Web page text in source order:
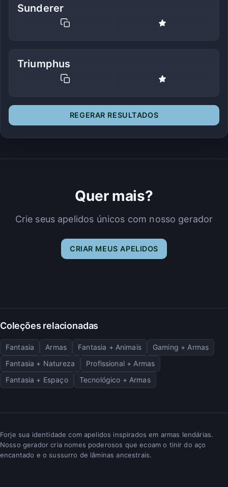
Sunderer
Triumphus
REGERAR RESULTADOS
Quer mais?
Crie seus apelidos únicos com nosso gerador
CRIAR MEUS APELIDOS
Coleções relacionadas
Fantasia Armas Fantasia + Animais
Gaming + Armas
Fantasia + Natureza
Profissional + Armas
Fantasia + Espaço
Tecnológico + Armas
Forje sua identidade com apelidos inspirados em armas lendárias.
Nosso gerador cria nomes poderosos que ecoam o tinir do aço
encantado e o sussurro de lâminas ancestrais.